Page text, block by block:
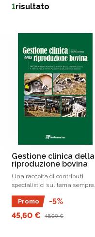
1risultato
Gestione clinica della
riproduzione bovina
Una raccolta di contributi
specialistici sul tema sempre
centrale della riproduzione e
della fertilità nella vacca da
latte.
Promo
-5%
45,60 €
48,00 €